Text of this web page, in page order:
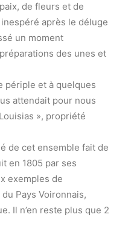
de fleurs et de
après le déluge
un moment
des unes et
périple et à quelques
attendait pour nous
», propriété
de cet ensemble fait de
en 1805 par ses
exemples de
Pays Voironnais,
Il n’en reste plus que 2